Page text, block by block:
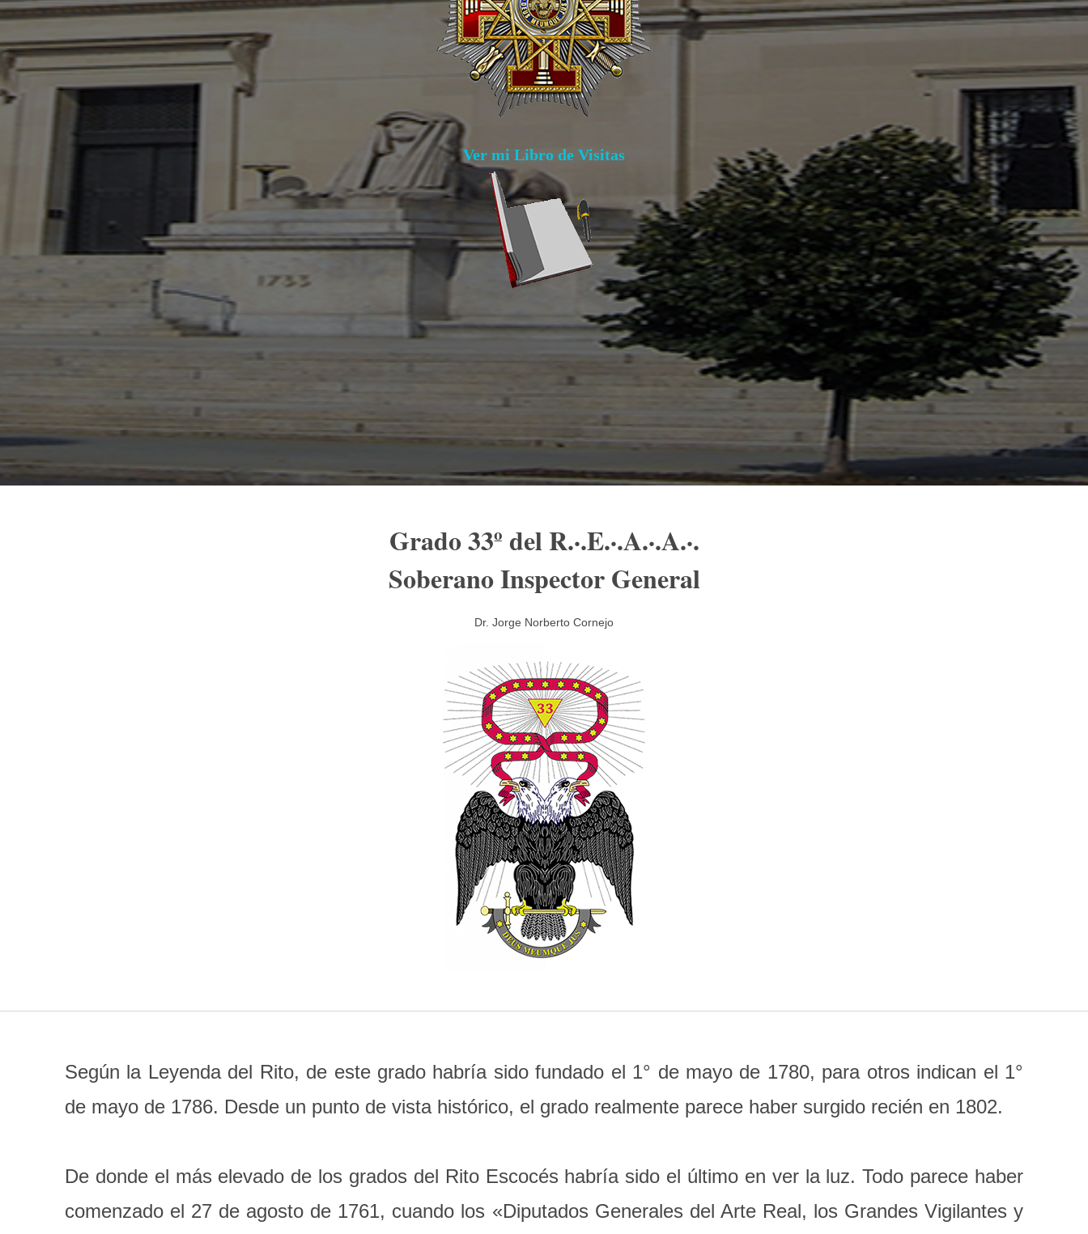
Ver mi Libro de Visitas
Grado 33º del R.·.E.·.A.·.A.·.
Soberano Inspector General
Dr. Jorge Norberto Cornejo
Según la Leyenda del Rito, de este grado habría sido fundado el 1° de mayo de 1780, para otros indican el 1°
de mayo de 1786. Desde un punto de vista histórico, el grado realmente parece haber surgido recién en 1802.
De donde el más elevado de los grados del Rito Escocés habría sido el último en ver la luz. Todo parece haber
comenzado el 27 de agosto de 1761, cuando los «Diputados Generales del Arte Real, los Grandes Vigilantes y